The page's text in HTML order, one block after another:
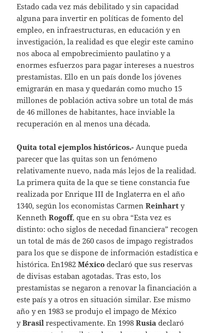
Estado cada vez más debilitado y sin capacidad
alguna para invertir en políticas de fomento del
empleo, en infraestructuras, en educación y en
investigación, la realidad es que elegir este camino
nos aboca al empobrecimiento paulatino y a
enormes esfuerzos para pagar intereses a nuestros
prestamistas. Ello en un país donde los jóvenes
emigrarán en masa y quedarán como mucho 15
millones de población activa sobre un total de más
de 46 millones de habitantes, hace inviable la
recuperación en al menos una década.
Quita total ejemplos históricos.- Aunque pueda
parecer que las quitas son un fenómeno
relativamente nuevo, nada más lejos de la realidad.
La primera quita de la que se tiene constancia fue
realizada por Enrique III de Inglaterra en el año
1340, según los economistas CarmenReinhart y
KennethRogoff, que en su obra “Esta vez es
distinto: ocho siglos de necedad financiera” recogen
un total de más de 260 casos de impago registrados
para los que se dispone de información estadística e
histórica. En1982México declaró que sus reservas
de divisas estaban agotadas. Tras esto, los
prestamistas se negaron a renovar la financiación a
este país y a otros en situación similar. Ese mismo
año y en 1983 se produjo el impago de México
yBrasilrespectivamente. En 1998Rusia declaró